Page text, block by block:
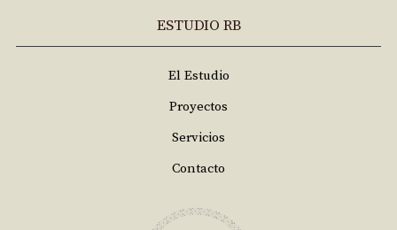
ESTUDIO RB
El Estudio
Proyectos
Servicios
Contacto